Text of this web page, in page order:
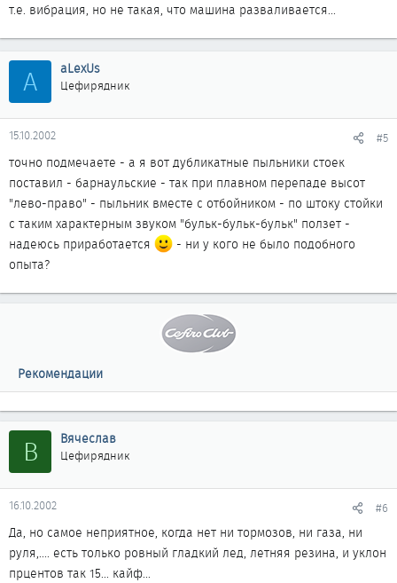
т.е. вибрация, но не такая, что машина разваливается...
A aLexUs
Цефирядник
15.10.2002 #5
точно подмечаете - а я вот дубликатные пыльники стоек
поставил - барнаульские - так при плавном перепаде высот
"лево-право" - пыльник вместе с отбойником - по штоку стойки
с таким характерным звуком "бульк-бульк-бульк" ползет -
надеюсь приработается
- ни у кого не было подобного
опыта?
Рекомендации
В Вячеслав
Цефирядник
16.10.2002 #6
Да, но самое неприятное, когда нет ни тормозов, ни газа, ни
руля,.... есть только ровный гладкий лед, летняя резина, и уклон
прцентов так 15... кайф...